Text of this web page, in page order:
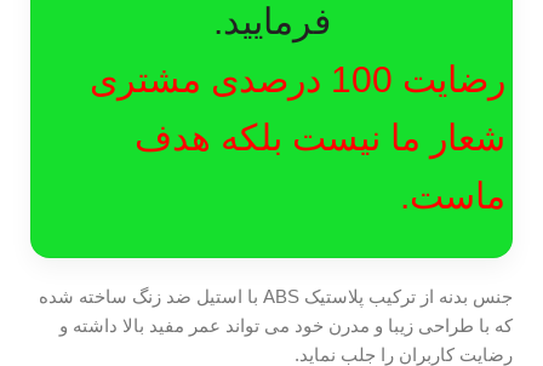
فرمایید.
رضایت 100 درصدی مشتری
شعار ما نیست بلکه هدف
ماست.
جنس بدنه از ترکیب پلاستیک ABS با استیل ضد زنگ ساخته شده
که با طراحی زیبا و مدرن خود می تواند عمر مفید بالا داشته و
رضایت کاربران را جلب نماید.